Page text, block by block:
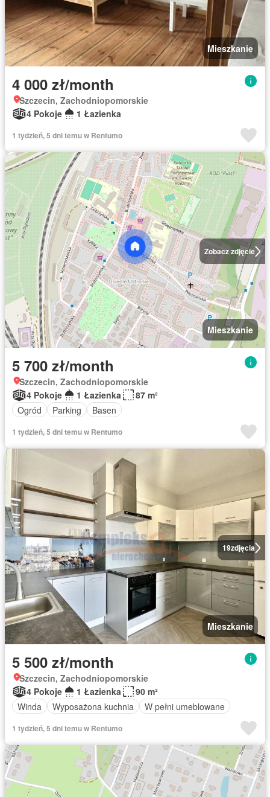
Mieszkanie
4 000 zł/month
Szczecin, Zachodniopomorskie
4 Pokoje
1 Łazienka
1 tydzień, 5 dni temu w Rentumo
Zobacz zdjęcie
Mieszkanie
5 700 zł/month
Szczecin, Zachodniopomorskie
4 Pokoje
1 Łazienka
87 m²
Ogród
Parking Basen
1 tydzień, 5 dni temu w Rentumo
19zdjęcia
Mieszkanie
5 500 zł/month
Szczecin, Zachodniopomorskie
4 Pokoje
1 Łazienka
90 m²
Winda
Wyposażona kuchnia W pełni umeblowane
1 tydzień, 5 dni temu w Rentumo